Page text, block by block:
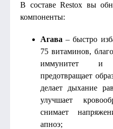
В составе Restox вы
компоненты:
Агава – быстро
75 витаминов,
иммунитет и
предотвращает
делает дыхание
улучшает
снимает
апноэ;